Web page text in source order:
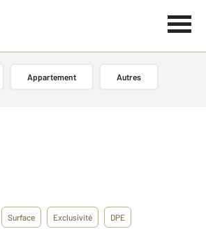
Appartement Autres
Surface Exclusivité DPE